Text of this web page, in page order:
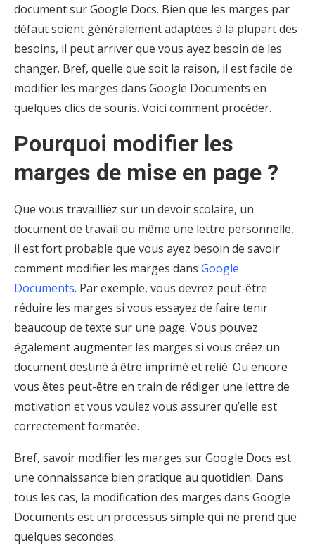
document sur Google Docs. Bien que les marges par
défaut soient généralement adaptées à la plupart des
besoins, il peut arriver que vous ayez besoin de les
changer. Bref, quelle que soit la raison, il est facile de
modifier les marges dans Google Documents en
quelques clics de souris. Voici comment procéder.
Pourquoi modifier les
marges de mise en page ?
Que vous travailliez sur un devoir scolaire, un
document de travail ou même une lettre personnelle,
il est fort probable que vous ayez besoin de savoir
comment modifier les marges dans Google
Documents. Par exemple, vous devrez peut-être
réduire les marges si vous essayez de faire tenir
beaucoup de texte sur une page. Vous pouvez
également augmenter les marges si vous créez un
document destiné à être imprimé et relié. Ou encore
vous êtes peut-être en train de rédiger une lettre de
motivation et vous voulez vous assurer qu’elle est
correctement formatée.
Bref, savoir modifier les marges sur Google Docs est
une connaissance bien pratique au quotidien. Dans
tous les cas, la modification des marges dans Google
Documents est un processus simple qui ne prend que
quelques secondes.